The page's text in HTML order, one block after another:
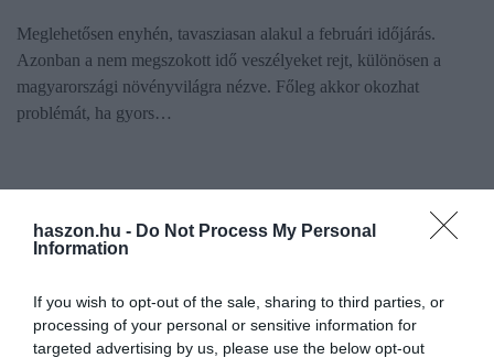
haszon.hu - Do Not Process My Personal
Information
If you wish to opt-out of the sale, sharing to third parties, or
processing of your personal or sensitive information for
targeted advertising by us, please use the below opt-out
Meglehetősen enyhén, tavasziasan alakul a februári időjárás.
Azonban a nem megszokott idő veszélyeket rejt, különösen a
magyarországi növényvilágra nézve. Főleg akkor okozhat
problémát, ha gyors…